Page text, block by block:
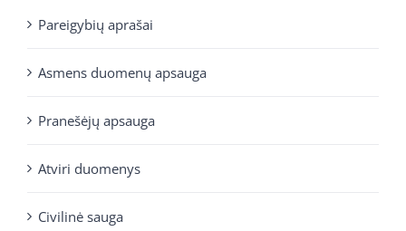
Pareigybių aprašai
Asmens duomenų apsauga
Pranešėjų apsauga
Atviri duomenys
Civilinė sauga